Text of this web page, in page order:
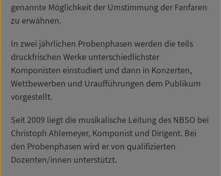
genannte Möglichkeit der Umstimmung der Fanfaren
zu erwähnen.
In zwei jährlichen Probenphasen werden die teils
druckfrischen Werke unterschiedlichster
Komponisten einstudiert und dann in Konzerten,
Wettbewerben und Uraufführungen dem Publikum
vorgestellt.
Seit 2009 liegt die musikalische Leitung des NBSO bei
Christoph Ahlemeyer, Komponist und Dirigent. Bei
den Probenphasen wird er von qualifizierten
Dozenten/innen unterstützt.